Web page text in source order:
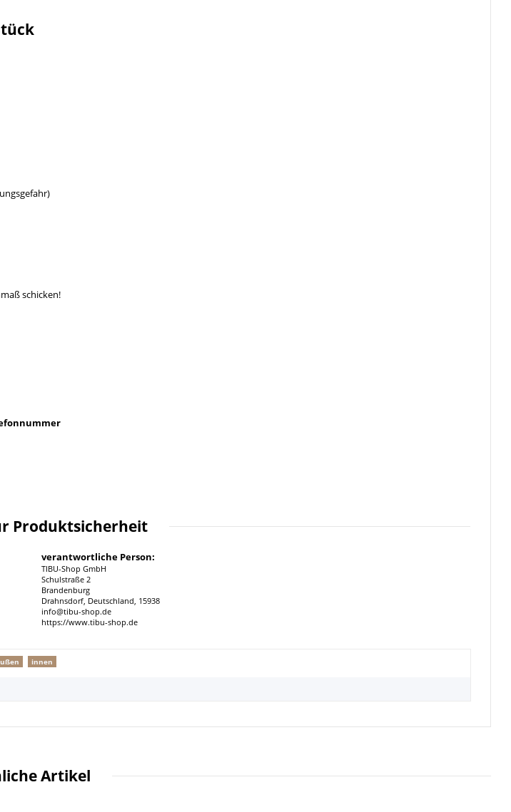
schicken!
Produktsicherheit
verantwortliche Person:
TIBU-Shop GmbH
Schulstraße 2
Brandenburg
Drahnsdorf, Deutschland, 15938
info@tibu-shop.de
https://www.tibu-shop.de
innen
Artikel